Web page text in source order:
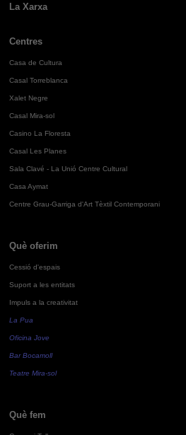
La Xarxa
Centres
Casa de Cultura
Casal Torreblanca
Xalet Negre
Casal Mira-sol
Casino La Floresta
Casal Les Planes
Sala Clavé - La Unió Centre Cultural
Casa Aymat
Centre Grau-Garriga d'Art Tèxtil Contemporani
Què oferim
Cessió d'espais
Suport a les entitats
Impuls a la creativitat
La Pua
Oficina Jove
Bar Bocamoll
Teatre Mira-sol
Què fem